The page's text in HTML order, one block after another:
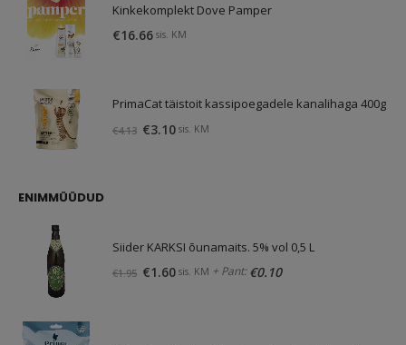
Kinkekomplekt Dove Pamper
€16.66 sis. KM
PrimaCat täistoit kassipoegadele kanalihaga 400g
€4.13 Algne
€3.10Praegune
sis. KM
ENIMMÜÜDUD
Siider KARKSI õunamaits. 5% vol 0,5 L
€1.95 Algne
€1.60Praegune
sis. KM + Pant:€0.10